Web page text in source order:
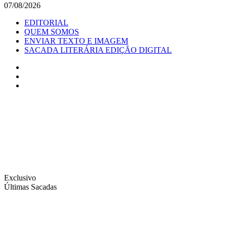
07/08/2026
EDITORIAL
QUEM SOMOS
ENVIAR TEXTO E IMAGEM
SACADA LITERÁRIA EDIÇÃO DIGITAL
Exclusivo
Últimas Sacadas